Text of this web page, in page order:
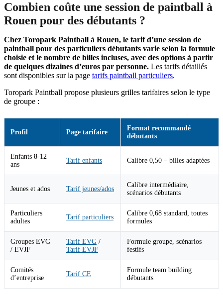
Combien coûte une session de paintball à
Rouen pour des débutants ?
Chez Toropark Paintball à Rouen, le tarif d’une session de
paintball pour des particuliers débutants varie selon la formule
choisie et le nombre de billes incluses, avec des options à partir
de quelques dizaines d’euros par personne. Les tarifs détaillés
sont disponibles sur la page tarifs paintball particuliers.
Toropark Paintball propose plusieurs grilles tarifaires selon le type
de groupe :
Profil Page tarifaire
Format recommandé
débutants
Enfants 8-12
ans
Tarif enfants Calibre 0,50 – billes adaptées
Jeunes et ados Tarif jeunes/ados
Calibre intermédiaire,
scénarios débutants
Particuliers
adultes
Tarif particuliers
Calibre 0,68 standard, toutes
formules
Groupes EVG
/ EVJF
Tarif EVG /
Tarif EVJF
Formule groupe, scénarios
festifs
Comités
d’entreprise
Tarif CE
Formule team building
débutants